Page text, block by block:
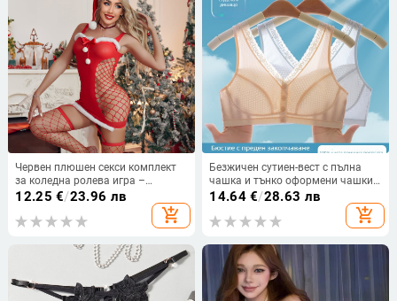
Червен плюшен секси комплект
за коледна ролева игра –
униформа, бельо и мрежеста
рокля, флиртуваща пижама
12.25 €/23.96 лв
add_shopping_cart
Безжичен сутиен-вест с пълна
чашка и тънко оформени чашки,
предно закопчаване, дишащ
14.64€/28.63 лв
add_shopping_cart